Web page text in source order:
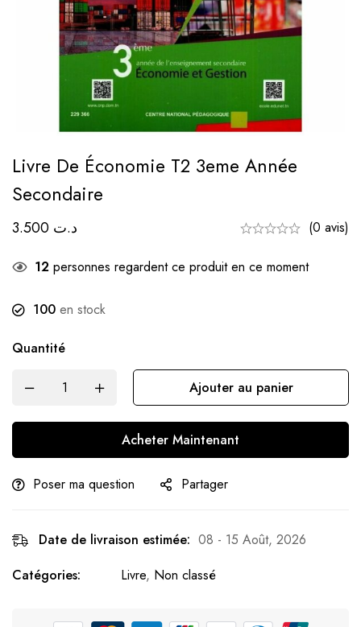
Livre De Économie T2 3eme Année
Secondaire
د.ت (0 avis)
12 personnes regardent ce produit en ce moment
100 en stock
Quantité
Ajouter au panier
Acheter Maintenant
Poser ma question Partager
Date de livraison estimée: 08 - 15 Août, 2026
Catégories:
Livre, Non classé